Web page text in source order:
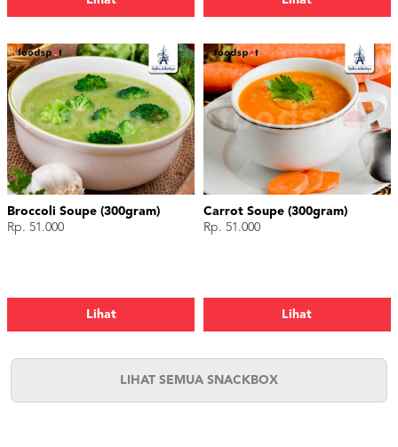
Broccoli Soupe (300gram)
Rp. 51.000
Lihat
Carrot Soupe (300gram)
Rp. 51.000
Lihat
LIHAT SEMUA SNACKBOX